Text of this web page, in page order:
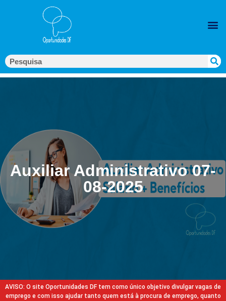
Auxiliar Administrativo 07-
08-2025
AVISO: O site Oportunidades DF tem como único objetivo divulgar vagas de
emprego e com isso ajudar tanto quem está à procura de emprego, quanto